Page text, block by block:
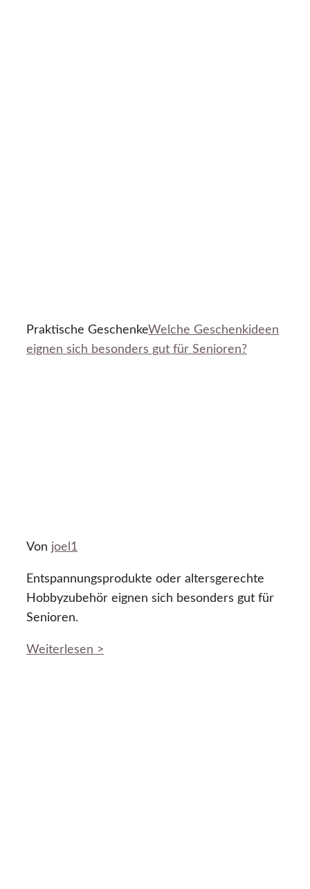
Praktische GeschenkeWelche Geschenkideen
eignen sich besonders gut für Senioren?
Von joel1
Entspannungsprodukte oder altersgerechte
Hobbyzubehör eignen sich besonders gut für
Senioren.
Weiterlesen >